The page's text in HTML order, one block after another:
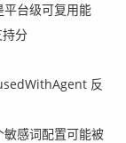
平台级可复用能
分
反
感词配置可能被